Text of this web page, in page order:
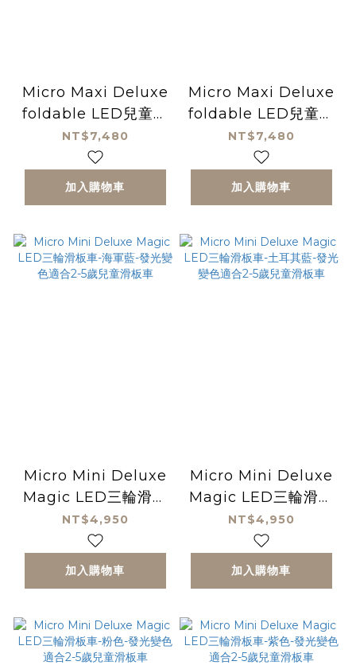
Micro Maxi Deluxe
foldable LED兒童三
輪滑板車-活力橘-發光
變色適合5-12歲
NT$7,480
加入購物車
Micro Maxi Deluxe
foldable LED兒童三
輪滑板車-炫亮粉-發光
變色適合5-12歲
NT$7,480
加入購物車
Micro Mini Deluxe
Magic LED三輪滑板
車-海軍藍-發光變色適
合2-5歲兒童滑板車
NT$4,950
加入購物車
Micro Mini Deluxe
Magic LED三輪滑板
車-土耳其藍-發光變色
適合2-5歲兒童滑板車
NT$4,950
加入購物車